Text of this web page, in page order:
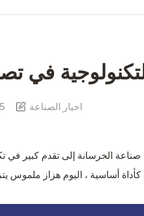
التكنولوجية
اخبار الصناعة
الخرسانة إلى تقدم كبير في
أساسية ، اليوم هزاز ملموس